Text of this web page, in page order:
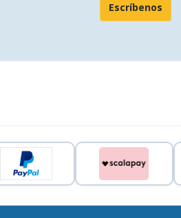
Escríbenos